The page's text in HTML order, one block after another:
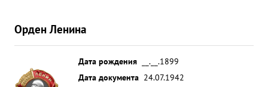
Орден Ленина
Дата рождения
__.__.1899
Дата документа 24.07.1942